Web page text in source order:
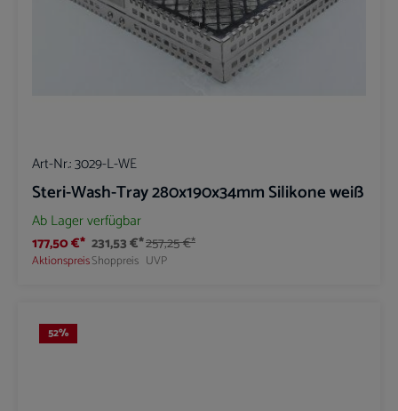
Art-Nr.:3029-L-WE
Steri-Wash-Tray 280x190x34mm Silikone weiß
Ab Lager verfügbar
177,50 €*
Aktionspreis
231,53 €*
Shoppreis
257,25 €*
UVP
52%